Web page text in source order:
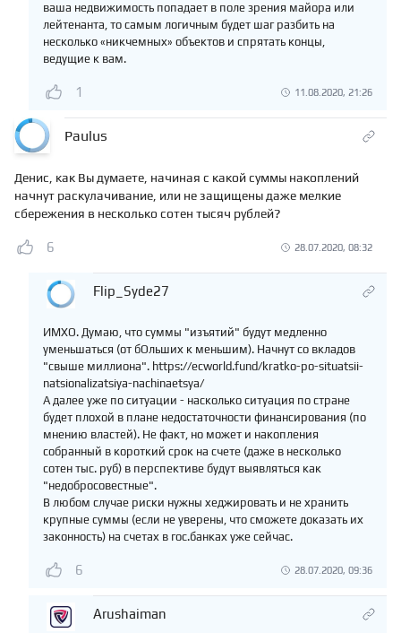
ваша недвижимость попадает в поле зрения майора или
лейтенанта, то самым логичным будет шаг разбить на
несколько «никчемных» объектов и спрятать концы,
ведущие к вам.
1 11.08.2020, 21:26
Paulus
Денис, как Вы думаете, начиная с какой суммы накоплений
начнут раскулачивание, или не защищены даже мелкие
сбережения в несколько сотен тысяч рублей?
6 28.07.2020, 08:32
Flip_Syde27
ИМХО. Думаю, что суммы "изъятий" будут медленно
уменьшаться (от бОльших к меньшим). Начнут со вкладов
"свыше миллиона". https://ecworld.fund/kratko-po-situatsii-
natsionalizatsiya-nachinaetsya/
А далее уже по ситуации - насколько ситуация по стране
будет плохой в плане недостаточности финансирования (по
мнению властей). Не факт, но может и накопления
собранный в короткий срок на счете (даже в несколько
сотен тыс. руб) в перспективе будут выявляться как
"недобросовестные".
В любом случае риски нужны хеджировать и не хранить
крупные суммы (если не уверены, что сможете доказать их
законность) на счетах в гос.банках уже сейчас.
6 28.07.2020, 09:36
Arushaiman